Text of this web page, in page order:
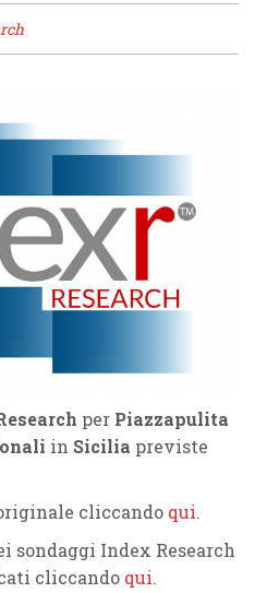
per Piazzapulita
in Sicilia previste
cliccando qui.
sondaggi Index Research
cliccando qui.